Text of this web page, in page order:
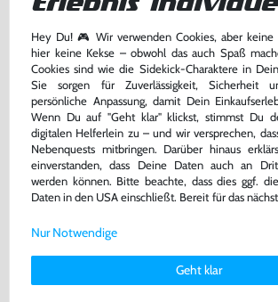
#NES-002ED [Nintendo]
nur26,99 € nur
Hey Du! 🎮 Wir verwenden Cookies, aber keine
hier keine Kekse – obwohl das auch Spaß
Cookies sind wie die Sidekick-Charaktere in
Sie sorgen für Zuverlässigkeit, Sicherheit
persönliche Anpassung, damit Dein
Wenn Du auf "Geht klar" klickst, stimmst Du
digitalen Helferlein zu – und wir versprechen,
Nebenquests mitbringen. Darüber hinaus
einverstanden, dass Deine Daten auch an
werden können. Bitte beachte, dass dies ggf.
Daten in den USA einschließt. Bereit für das
Weitere Informationen zu den von uns
Deinen Rechten als Nutzer findest Du in
Impressum.
Geht klar
Nur Notwendige